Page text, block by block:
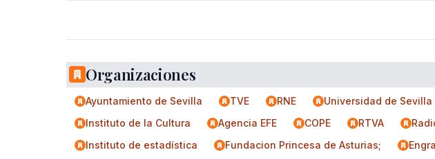
Organizaciones
Ayuntamiento de Sevilla TVE RNE Universidad de Sevilla
Instituto de la Cultura
Agencia EFE COPE RTVA
Instituto de estadística
Fundacion Princesa de Asturias;